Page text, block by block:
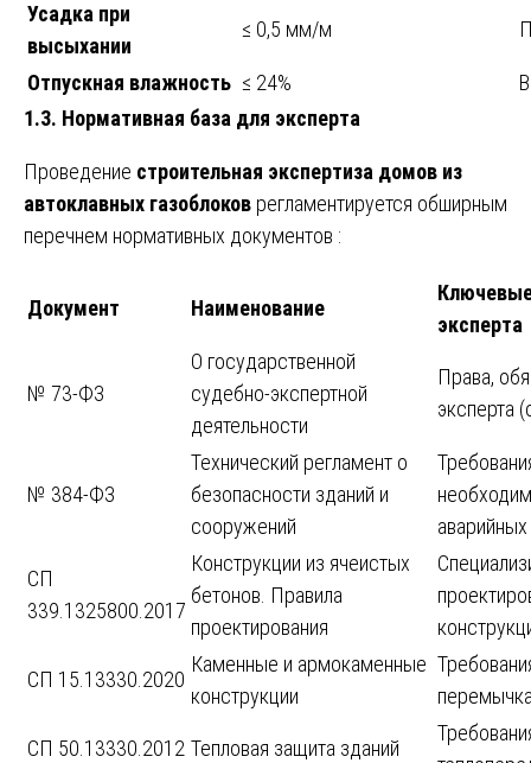
Усадка при
высыхании
≤ 0,5 мм/м
Отпускная влажность ≤ 24%
1.3. Нормативная база для эксперта
Проведение строительная экспертиза домов из
автоклавных газоблоков регламентируется обширным
перечнем нормативных документов :
Документ Наименование
эксперта
№ 73-ФЗ
О государственной
судебно-экспертной
деятельности
Права,
эксперта
№ 384-ФЗ
Технический регламент о
безопасности зданий и
сооружений
СП
339.1325800.2017
Конструкции из ячеистых
бетонов. Правила
проектирования
СП 15.13330.2020
Каменные и армокаменные
конструкции
СП 50.13330.2012 Тепловая защита зданий